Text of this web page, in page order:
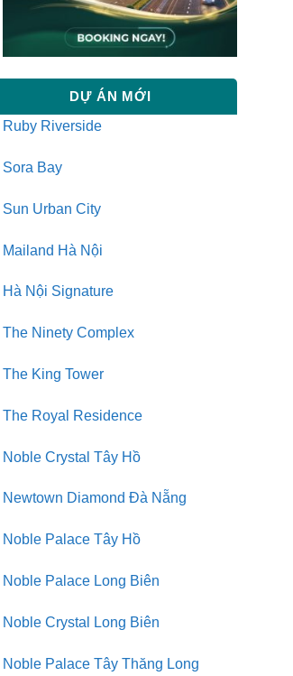
DỰ ÁN MỚI
Ruby Riverside
Sora Bay
Sun Urban City
Mailand Hà Nội
Hà Nội Signature
The Ninety Complex
The King Tower
The Royal Residence
Noble Crystal Tây Hồ
Newtown Diamond Đà Nẵng
Noble Palace Tây Hồ
Noble Palace Long Biên
Noble Crystal Long Biên
Noble Palace Tây Thăng Long